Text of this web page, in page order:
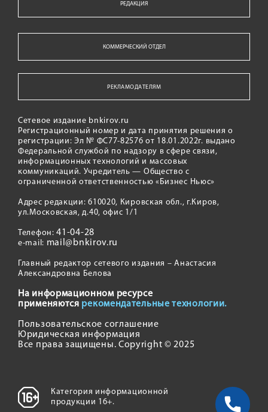
РЕДАКЦИЯ
КОММЕРЧЕСКИЙ ОТДЕЛ
РЕКЛАМОДАТЕЛЯМ
Сетевое издание bnkirov.ru
Регистрационный номер и дата принятия решения о
регистрации: Эл № ФС77-82576 от 18.01.2022г. выдано
Федеральной службой по надзору в сфере связи,
информационных технологий и массовых
коммуникаций. Учредитель — Общество с
ограниченной ответственностью «Бизнес Ньюс»
Адрес редакции: 610020, Кировская обл., г.Киров,
ул.Московская, д.40, офис 1/1
Телефон:41-04-28
e-mail: mail@bnkirov.ru
Главный редактор сетевого издания – Анастасия
Александровна Белова
На информационном ресурсе
применяются рекомендательные технологии.
Пользовательское соглашение
Юридическая информация
Все права защищены. Copyright © 2025
Категория информационной
продукции 16+.